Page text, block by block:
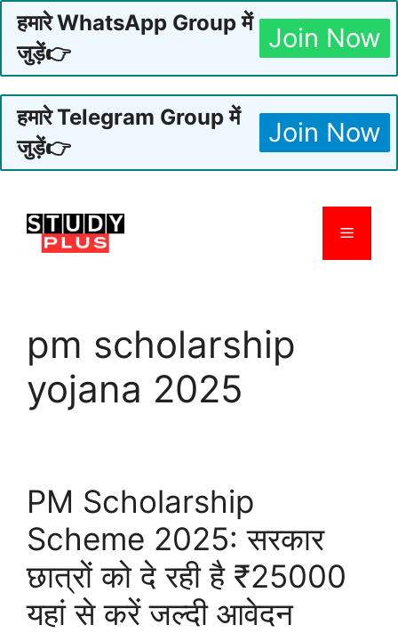
हमारे WhatsApp Group में
जुड़ें👉
Join Now
हमारे Telegram Group में
जुड़ें👉
Join Now
content
Menu
pm scholarship
yojana 2025
PM Scholarship
Scheme 2025: सरकार
छात्रों को दे रही है ₹25000
यहां से करें जल्दी आवेदन